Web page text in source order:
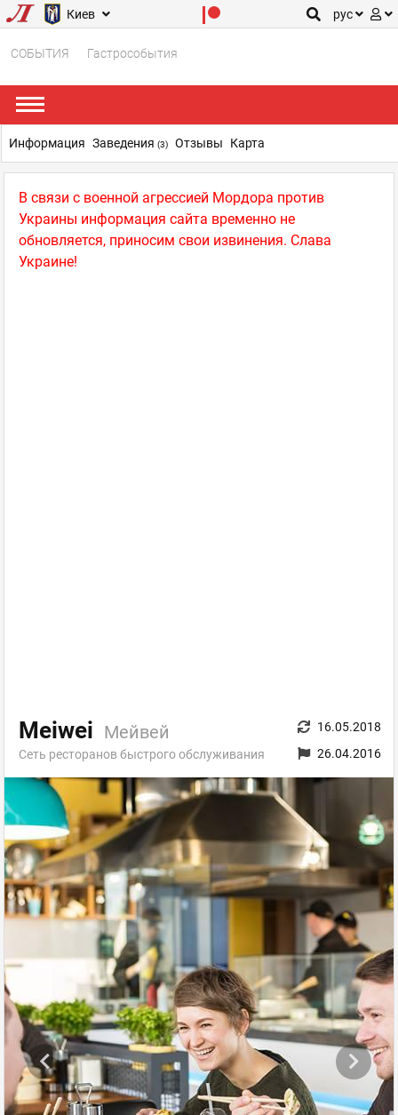
Киев рус
СОБЫТИЯ Гастрособытия
В связи с военной агрессией Мордора против
Украины информация сайта временно не
обновляется, приносим свои извинения. Слава
Украине!
Meiwei Мейвей
Сеть ресторанов быстрого обслуживания
16.05.2018
26.04.2016
Информация Заведения (3) Отзывы Карта